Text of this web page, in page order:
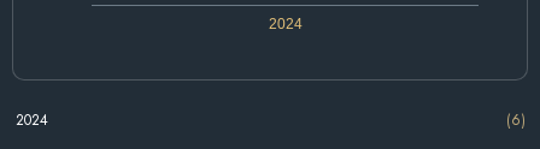
2024
2024 (6)